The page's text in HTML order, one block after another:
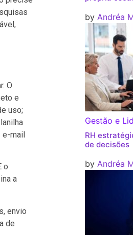
O
e
uso;
e-mail
o
a
envio
de
by Andréa
Gestão e
RH
de decisões
by Andréa